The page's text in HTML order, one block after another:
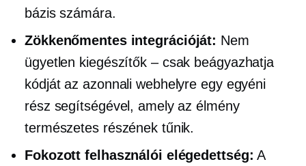
bázis számára.
Zökkenőmentes integrációját: Nem
ügyetlen kiegészítők – csak beágyazhatja
kódját az azonnali webhelyre egy egyéni
rész segítségével, amely az élmény
természetes részének tűnik.
Fokozott felhasználói elégedettség: A